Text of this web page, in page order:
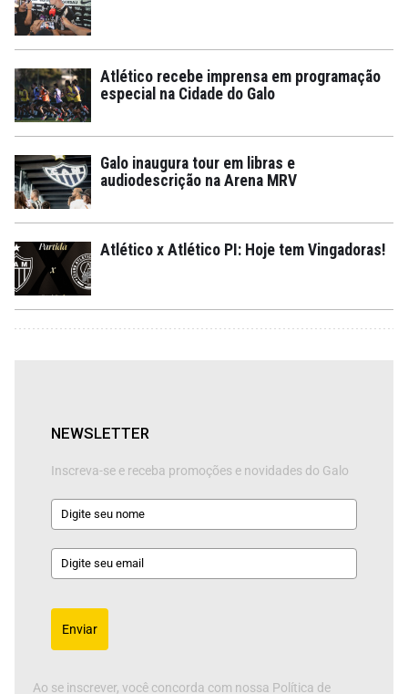
Atlético recebe imprensa em programação
especial na Cidade do Galo
Galo inaugura tour em libras e
audiodescrição na Arena MRV
Atlético x Atlético PI: Hoje tem Vingadoras!
NEWSLETTER
Inscreva-se e receba promoções e novidades do Galo
Enviar
Ao se inscrever, você concorda com nossa Política de